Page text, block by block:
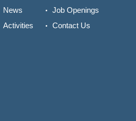
News
Activities
Job Openings
Contact Us